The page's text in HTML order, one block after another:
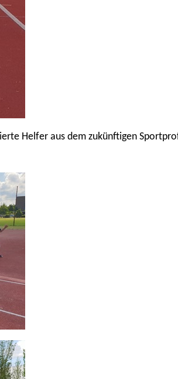
Helfer aus dem zukünftigen